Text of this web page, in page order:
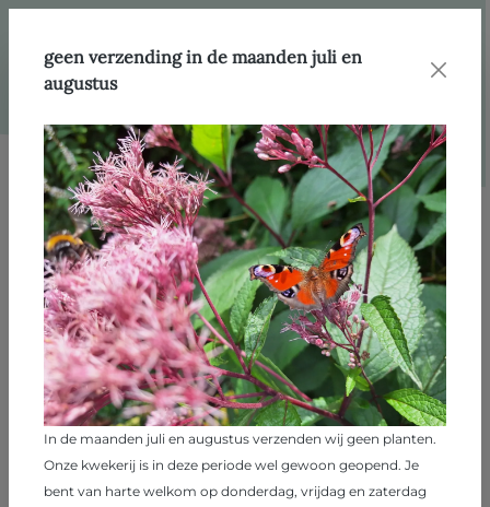
Afbeeldingengalerij overslaan
geen verzending in de maanden juli en
augustus
In de maanden juli en augustus verzenden wij geen planten.
Onze kwekerij is in deze periode wel gewoon geopend. Je
bent van harte welkom op donderdag, vrijdag en zaterdag